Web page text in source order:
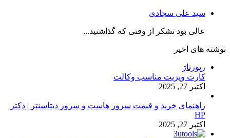
سید علی سجادی
عالی بود تشکر از وقتی که گذاشتید...
نوشته های اخیر
رپورتاژ
کارت ویزیت مناسب وکالت
اکتبر 27, 2025
راهنمای خرید و قیمت سرور هاست و سرور دیتاسنتر | دکتر
HP
اکتبر 27, 2025